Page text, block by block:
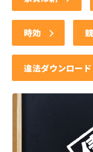
時効
違法ダウンロード